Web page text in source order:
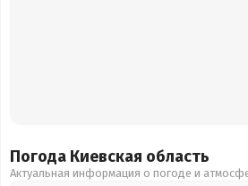
Погода Киевская область
Актуальная информация о погоде и